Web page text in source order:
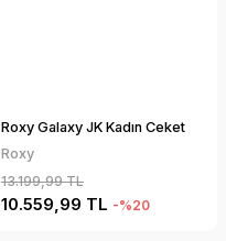
Roxy Galaxy JK Kadın Ceket
Roxy
13.199,99 TL
10.559,99 TL -%20